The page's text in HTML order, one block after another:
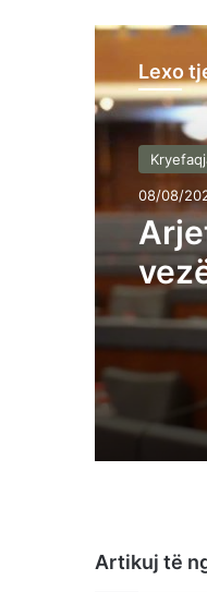
Lexo
08/08/
për
Artikuj të